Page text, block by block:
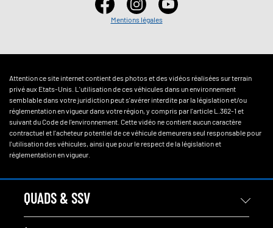
Mentions légales
Attention ce site internet contient des photos et des vidéos réalisées sur terrain
privé aux Etats-Unis. L'utilisation de ces véhicules dans un environnement
semblable dans votre juridiction peut s'avérer interdite par la législation et/ou
réglementation en vigueur dans votre région, y compris par l'article L.362-1 et
suivant du Code de l'environnement. Cette vidéo ne contient aucun caractère
contractuel et l'acheteur potentiel de ce véhicule demeurera seul responsable pour
l'utilisation des véhicules, ainsi que pour le respect de la législation et
réglementation en vigueur.
QUADS & SSV